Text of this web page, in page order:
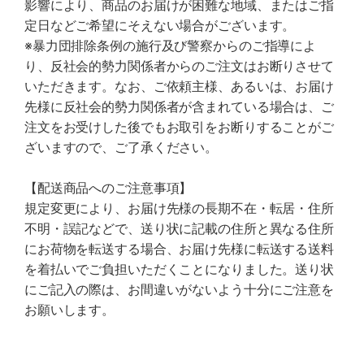
影響により、商品のお届けが困難な地域、またはご指
定日などご希望にそえない場合がございます。
※暴力団排除条例の施行及び警察からのご指導によ
り、反社会的勢力関係者からのご注文はお断りさせて
いただきます。なお、ご依頼主様、あるいは、お届け
先様に反社会的勢力関係者が含まれている場合は、ご
注文をお受けした後でもお取引をお断りすることがご
ざいますので、ご了承ください。
【配送商品へのご注意事項】
規定変更により、お届け先様の長期不在・転居・住所
不明・誤記などで、送り状に記載の住所と異なる住所
にお荷物を転送する場合、お届け先様に転送する送料
を着払いでご負担いただくことになりました。送り状
にご記入の際は、お間違いがないよう十分にご注意を
お願いします。